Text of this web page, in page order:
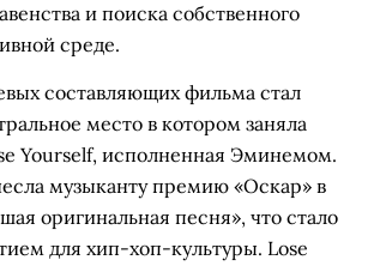
и поиска собственного
среде.
составляющих фильма стал
место в котором заняла
Yourself, исполненная Эминемом.
музыканту премию «Оскар» в
оригинальная песня», что стало
для хип-хоп-культуры. Lose